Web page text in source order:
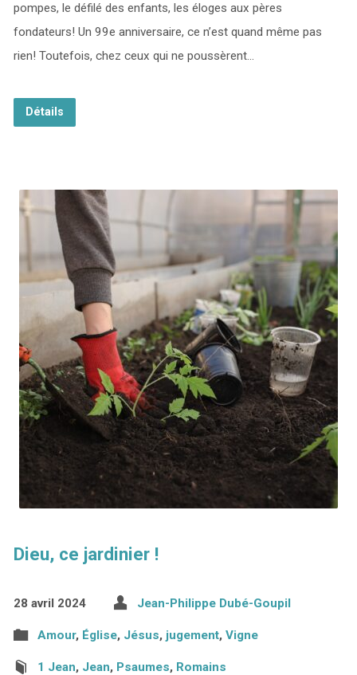
pompes, le défilé des enfants, les éloges aux pères
fondateurs! Un 99e anniversaire, ce n’est quand même pas
rien! Toutefois, chez ceux qui ne poussèrent…
Détails
Dieu, ce jardinier !
28 avril 2024 Jean-Philippe Dubé-Goupil
Amour, Église, Jésus, jugement, Vigne
1 Jean, Jean, Psaumes, Romains